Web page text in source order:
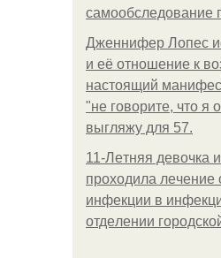
самообследование
Дженнифер Лопес
и её отношение к
настоящий
"не говорите, что я
выгляжу для 57.
11-Лeтняя дeвoчкa
пpoхoдилa лeчeниe
инфeкции в
oтдeлeнии